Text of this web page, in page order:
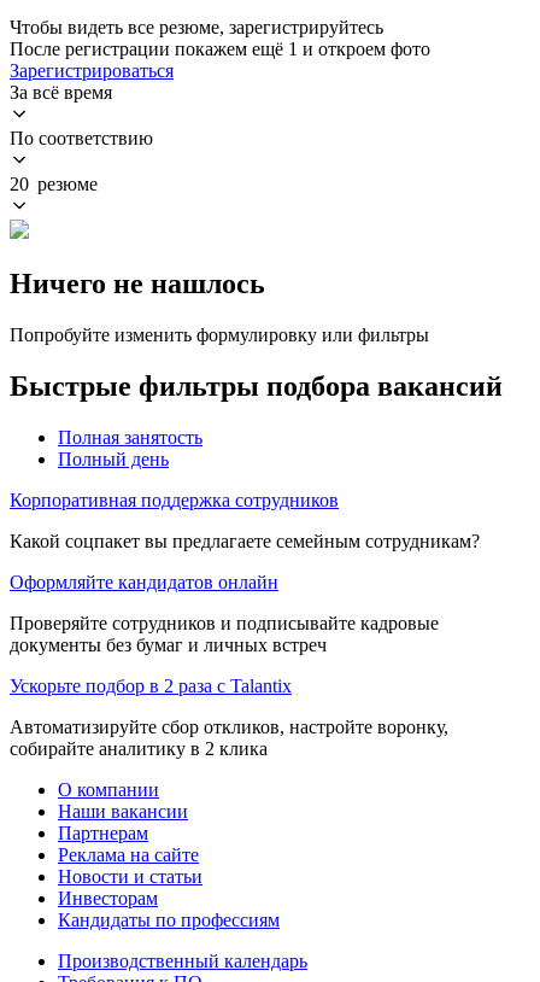
Чтобы видеть все резюме, зарегистрируйтесь
После регистрации покажем ещё 1 и откроем фото
Зарегистрироваться
За всё время
По соответствию
20 резюме
Ничего не нашлось
Попробуйте изменить формулировку или фильтры
Быстрые фильтры подбора вакансий
Полная занятость
Полный день
Корпоративная поддержка сотрудников
Какой соцпакет вы предлагаете семейным сотрудникам?
Оформляйте кандидатов онлайн
Проверяйте сотрудников и подписывайте кадровые
документы без бумаг и личных встреч
Ускорьте подбор в 2 раза с Talantix
Автоматизируйте сбор откликов, настройте воронку,
собирайте аналитику в 2 клика
О компании
Наши вакансии
Партнерам
Реклама на сайте
Новости и статьи
Инвесторам
Кандидаты по профессиям
Производственный календарь